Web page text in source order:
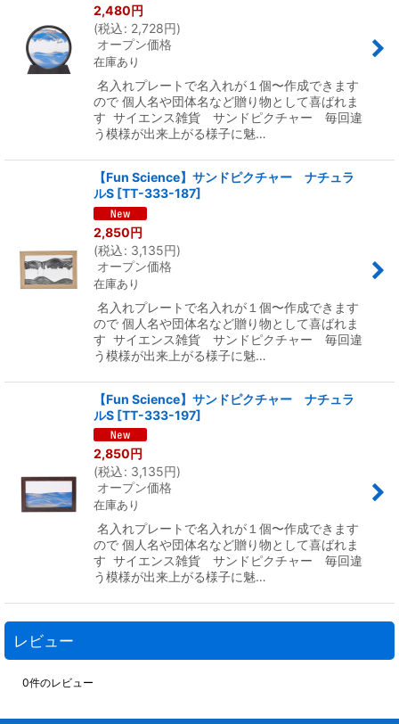
2,480円
(税込: 2,728円)
オープン価格
在庫あり
名入れプレートで名入れが１個〜作成できます
ので 個人名や団体名など贈り物として喜ばれま
す サイエンス雑貨 サンドピクチャー 毎回違
う模様が出来上がる様子に魅…
【Fun Science】サンドピクチャー ナチュラ
ルS [TT-333-187]
2,850円
(税込: 3,135円)
オープン価格
在庫あり
名入れプレートで名入れが１個〜作成できます
ので 個人名や団体名など贈り物として喜ばれま
す サイエンス雑貨 サンドピクチャー 毎回違
う模様が出来上がる様子に魅…
【Fun Science】サンドピクチャー ナチュラ
ルS [TT-333-197]
2,850円
(税込: 3,135円)
オープン価格
在庫あり
名入れプレートで名入れが１個〜作成できます
ので 個人名や団体名など贈り物として喜ばれま
す サイエンス雑貨 サンドピクチャー 毎回違
う模様が出来上がる様子に魅…
レビュー
0件のレビュー